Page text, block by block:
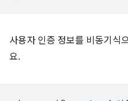
사용자 인증 정보를 비동기식
요.